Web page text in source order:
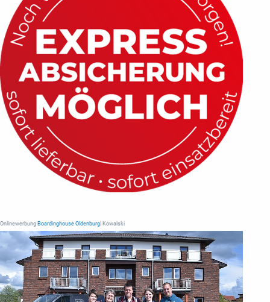
Onlinewerbung Boardinghouse Oldenburg | Kowalski